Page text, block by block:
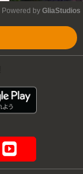
Powered by GliaStudios